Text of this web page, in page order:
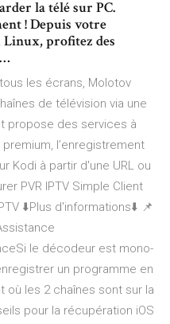
la télé sur PC.
! Depuis votre
profitez des
les écrans, Molotov
de télévision via une
propose des services à
l’enregistrement
Kodi à partir d'une URL ou
PVR IPTV Simple Client
⬇️Plus d'informations⬇️ 📌
le décodeur est mono-
un programme en
où les 2 chaînes sont sur la
pour la récupération iOS